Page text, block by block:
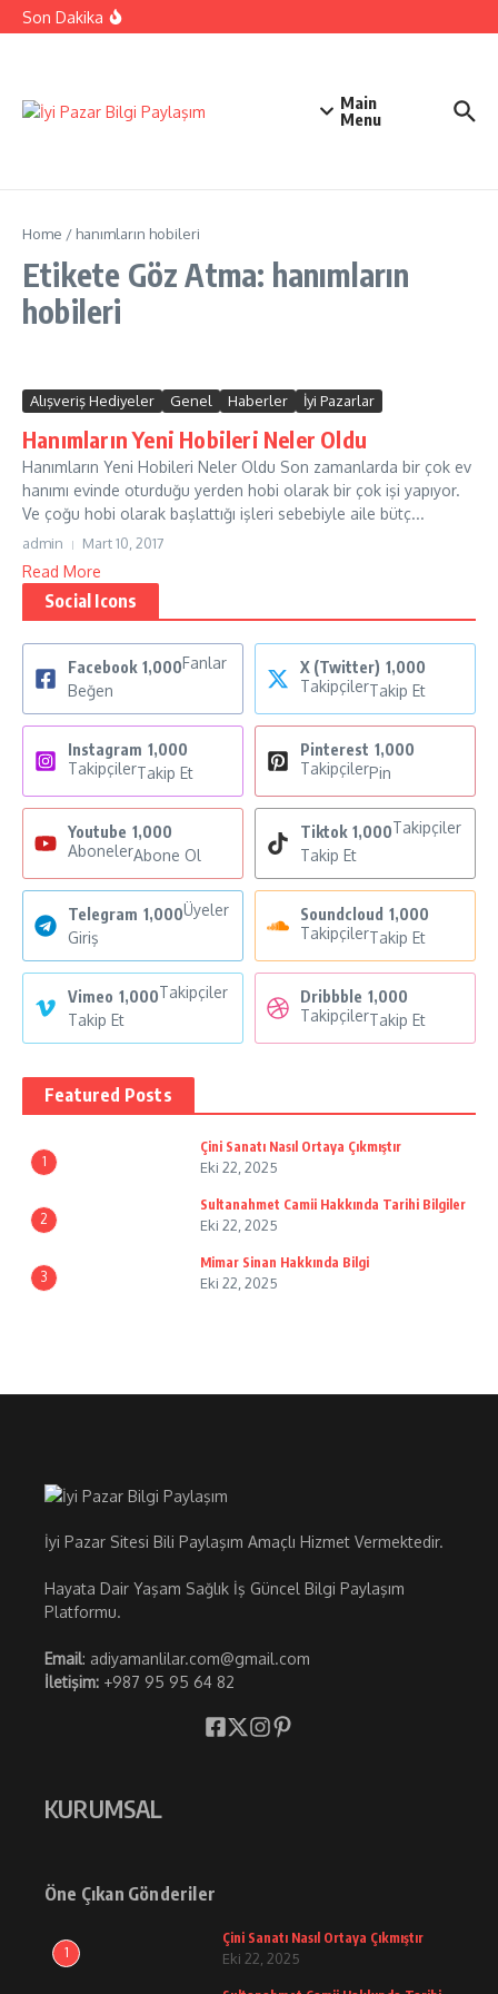
İçeriğe atla
Son Dakika
Kıbrıs Barış Harekatı Nasıl Yapıldı
Main
Menu
Home / hanımların hobileri
Etikete Göz Atma: hanımların
hobileri
Alışveriş Hediyeler Genel Haberler İyi Pazarlar
Hanımların Yeni Hobileri Neler Oldu
Hanımların Yeni Hobileri Neler Oldu Son zamanlarda bir çok ev
hanımı evinde oturduğu yerden hobi olarak bir çok işi yapıyor.
Ve çoğu hobi olarak başlattığı işleri sebebiyle aile bütç...
admin Mart 10, 2017
Read More
Social Icons
Facebook 1,000Fanlar
Beğen
X (Twitter) 1,000
TakipçilerTakip Et
Instagram 1,000
TakipçilerTakip Et
Pinterest 1,000
TakipçilerPin
Youtube 1,000
AbonelerAbone Ol
Tiktok 1,000Takipçiler
Takip Et
Telegram 1,000Üyeler
Giriş
Soundcloud 1,000
TakipçilerTakip Et
Vimeo 1,000Takipçiler
Takip Et
Dribbble 1,000
TakipçilerTakip Et
Featured Posts
1
Çini Sanatı Nasıl Ortaya Çıkmıştır
Eki 22, 2025
2
Sultanahmet Camii Hakkında Tarihi Bilgiler
Eki 22, 2025
3
Mimar Sinan Hakkında Bilgi
Eki 22, 2025
İyi Pazar Sitesi Bili Paylaşım Amaçlı Hizmet Vermektedir.
Hayata Dair Yaşam Sağlık İş Güncel Bilgi Paylaşım
Platformu.
Email: adiyamanlilar.com@gmail.com
İletişim: +987 95 95 64 82
KURUMSAL
Öne Çıkan Gönderiler
1
Çini Sanatı Nasıl Ortaya Çıkmıştır
Eki 22, 2025